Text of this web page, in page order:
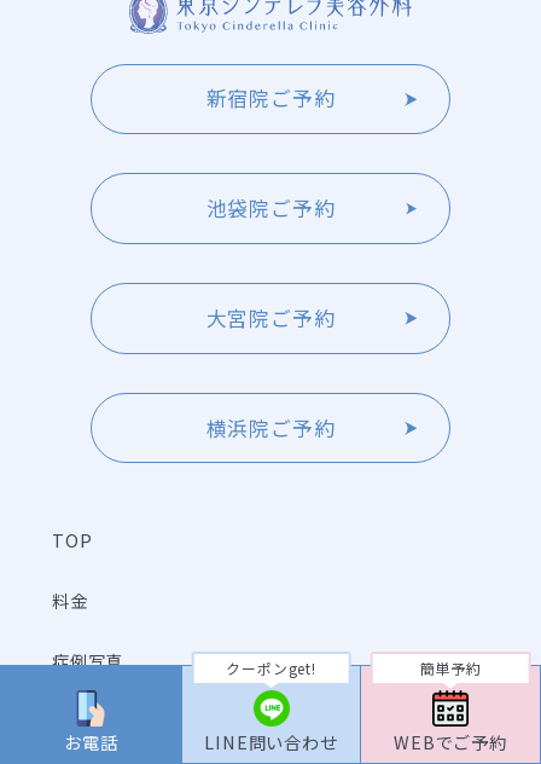
お電話
クーポンget!
LINE問い合わせ
簡単予約
WEBでご予約
新宿院ご予約
池袋院ご予約
大宮院ご予約
横浜院ご予約
TOP
料金
症例写真
症例動画